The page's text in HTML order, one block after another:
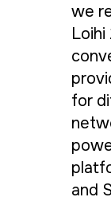
we
for
and